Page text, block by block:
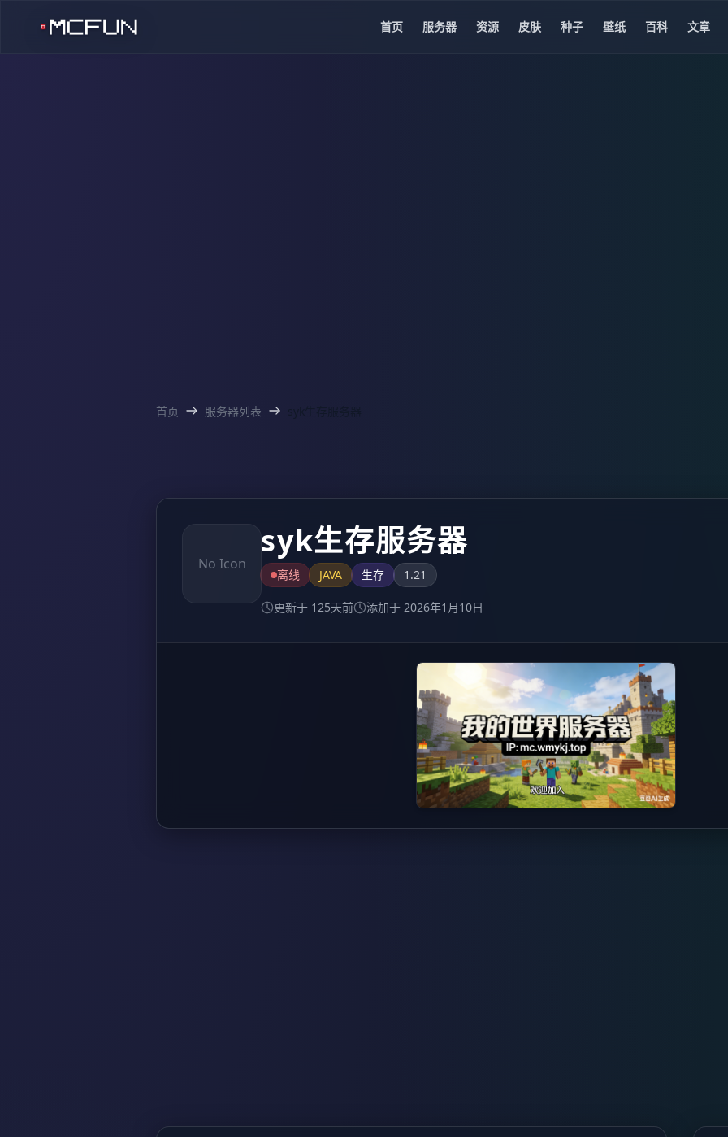
首页 服务器 资源 皮肤 种子 壁纸 百科 文章
首页 服务器列表
No Icon
syk生存服务器
离线 JAVA 生存 1.21
更新于 125天前 添加于 2026年1月10日